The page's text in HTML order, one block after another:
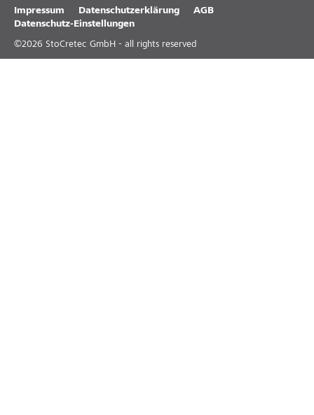
Impressum Datenschutzerklärung
AGB
Datenschutz-Einstellungen
©2026 StoCretec GmbH - all rights reserved